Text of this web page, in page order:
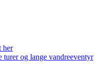
her
turer og lange vandreeventyr